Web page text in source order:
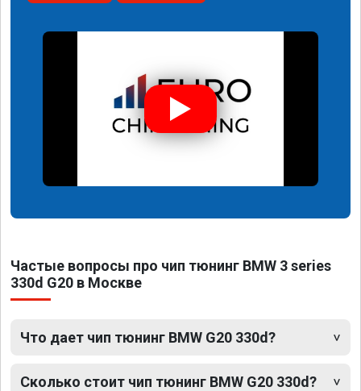
Частые вопросы про чип тюнинг BMW 3 series
330d G20 в Москве
Что дает чип тюнинг BMW G20 330d?
Сколько стоит чип тюнинг BMW G20 330d?